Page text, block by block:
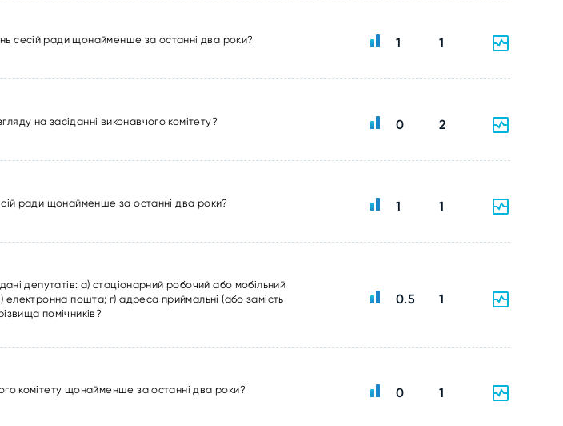
сесій ради щонайменше за останні два роки? 1 1
на засіданні виконавчого комітету? 0 2
ради щонайменше за останні два роки? 1 1
депутатів: а) стаціонарний робочий або мобільний
пошта; г) адреса приймальні (або замість
помічників?
0.5 1
комітету щонайменше за останні два роки? 0 1